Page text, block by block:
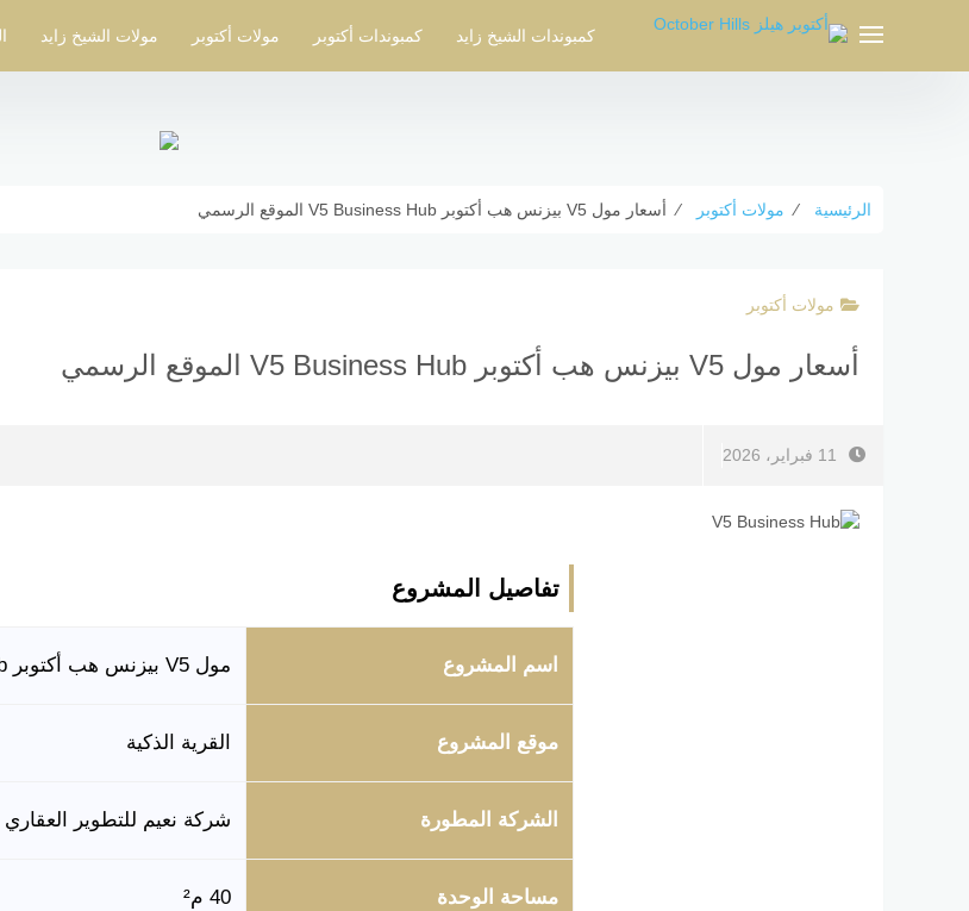
كمبوندات الشيخ زايد كمبوندات أكتوبر مولات أكتوبر مولات الشيخ زايد
الرئيسية ⁄ مولات أكتوبر ⁄ أسعار مول V5 بيزنس هب أكتوبر V5 Business Hub الموقع الرسمي
مولات أكتوبر
أسعار مول V5 بيزنس هب أكتوبر V5 Business Hub الموقع الرسمي
11 فبراير، 2026
تفاصيل المشروع
اسم المشروع مول V5 بيزنس هب أكتوبر V5 Business Hub
موقع المشروع القرية الذكية
الشركة المطورة شركة نعيم للتطوير العقاري
مساحة الوحدة 40 م²